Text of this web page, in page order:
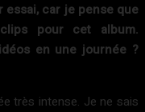
essai, car je pense que
pour cet album.
en une journée ?
très intense. Je ne sais